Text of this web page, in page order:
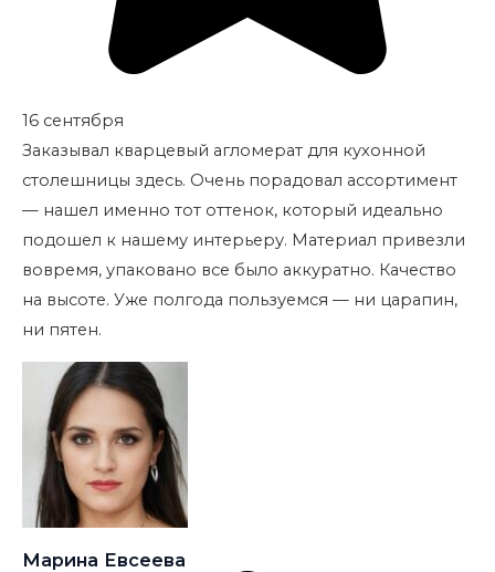
16 сентября
Заказывал кварцевый агломерат для кухонной
столешницы здесь. Очень порадовал ассортимент
— нашел именно тот оттенок, который идеально
подошел к нашему интерьеру. Материал привезли
вовремя, упаковано все было аккуратно. Качество
на высоте. Уже полгода пользуемся — ни царапин,
ни пятен.
Марина Евсеева